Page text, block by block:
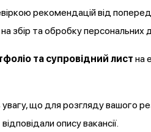
рекомендацій від
збір та обробку персональних
та супровідний лист на
увагу, що для розгляду вашого
опису вакансії.